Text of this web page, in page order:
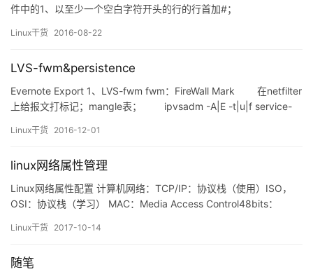
件中的1、以至少一个空白字符开头的行的行首加#；
目录中，删除/tmp/grub.conf文件中的行首的空白字符；
Linux干货 2016-08-22
LVS-fwm&persistence
Evernote Export 1、LVS-fwm fwm：FireWall Mark 在netfilter
上给报文打标记；mangle表； ipvsadm -A|E -t|u|f service-
Linux干货 2016-12-01
linux网络属性管理
Linux网络属性配置 计算机网络：TCP/IP：协议栈（使用）ISO，
OSI：协议栈（学习） MAC：Media Access Control48bits：
静态指定：动态学习：根据原地址学习； 交换机（switch）：多端
Linux干货 2017-10-14
随笔